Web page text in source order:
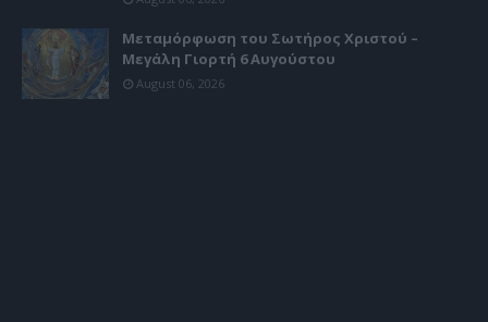
Μεταμόρφωση του Σωτήρος Χριστού –
Μεγάλη Γιορτή 6 Αυγούστου
August 06, 2026